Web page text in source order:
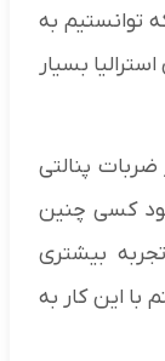
توانستیم به
بسیار
ضربات پنالتی
بود کسی چنین
بیشتری
با این کار به